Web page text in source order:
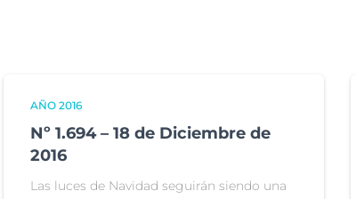
AÑO 2016
Nº 1.694 – 18 de Diciembre de
2016
Las luces de Navidad seguirán siendo una